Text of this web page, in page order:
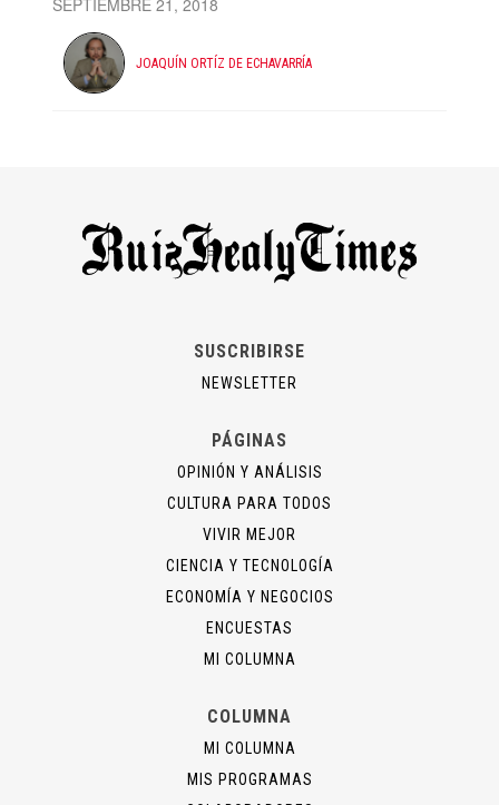
SEPTIEMBRE 21, 2018
JOAQUÍN ORTÍZ DE ECHAVARRÍA
SUSCRIBIRSE
NEWSLETTER
PÁGINAS
OPINIÓN Y ANÁLISIS
CULTURA PARA TODOS
VIVIR MEJOR
CIENCIA Y TECNOLOGÍA
ECONOMÍA Y NEGOCIOS
ENCUESTAS
MI COLUMNA
COLUMNA
MI COLUMNA
MIS PROGRAMAS